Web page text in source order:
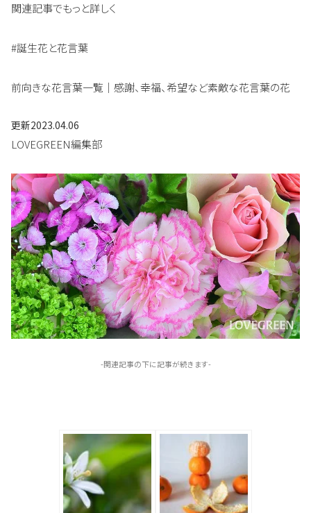
関連記事でもっと詳しく
#誕生花と花言葉
前向きな花言葉一覧｜感謝、幸福、希望など素敵な花言葉の花
更新2023.04.06
LOVEGREEN編集部
-関連記事の下に記事が続きます-